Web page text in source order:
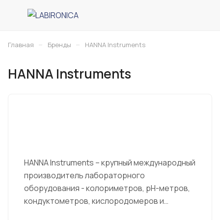
Главная – Бренды – HANNA Instruments
HANNA Instruments
HANNA Instruments – крупный международный
производитель лабораторного
оборудования - колориметров, pH-метров,
кондуктометров, кислородомеров и